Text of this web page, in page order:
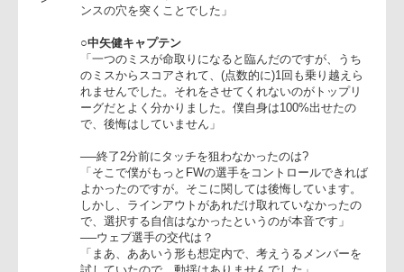
南監
「選手たちは本当に100%の意思、力を出し切ってく
ました。風上の前半に0対0で終わったことが、最終的
に敗因となりました」
──どのようなプランで?
「ワイドに展開することと、相手のドリフトディフェ
ンスの穴を突くことでした」
○中矢健キャプテン
「一つのミスが命取りになると臨んだのですが、うち
のミスからスコアされて、(点数的に)1回も乗り越えら
れませんでした。それをさせてくれないのがトップリ
ーグだとよく分かりました。僕自身は100%出せたの
で、後悔はしていません」